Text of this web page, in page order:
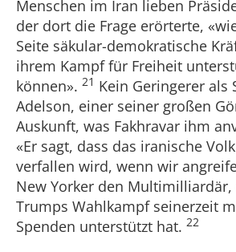
Menschen im Iran lieben
der dort die Frage erörterte,
Seite säkular-demokratische
ihrem Kampf für Freiheit
können». 21 Kein Geringerer als
Adelson, einer seiner großen
Auskunft, was Fakhravar ihm
«Er sagt, dass das iranische
verfallen wird, wenn wir
New Yorker den
Trumps Wahlkampf seinerzeit
Spenden unterstützt hat. 22